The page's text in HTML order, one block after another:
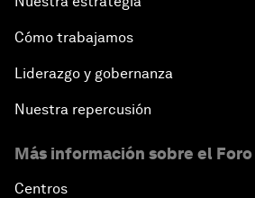
Cómo trabajamos
Liderazgo y gobernanza
Nuestra repercusión
Más información sobre el Foro
Centros